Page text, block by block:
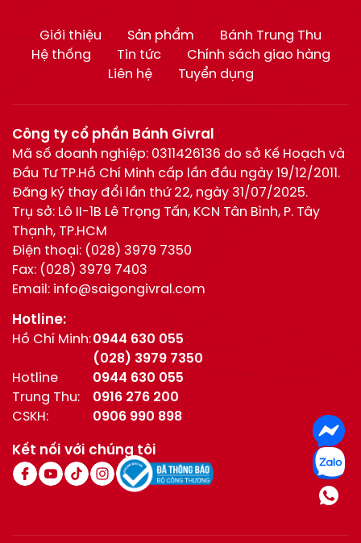
Giới thiệu Sản phẩm
Bánh Trung Thu
Hệ thống
Tin tức
Chính sách giao hàng
Liên hệ
Tuyển dụng
Công ty cổ phần Bánh Givral
Mã số doanh nghiệp: 0311426136 do sở Kế Hoạch và
Đầu Tư TP.Hồ Chí Minh cấp lần đầu ngày 19/12/2011.
Đăng ký thay đổi lần thứ 22, ngày 31/07/2025.
Trụ sở: Lô II-1B Lê Trọng Tấn, KCN Tân Bình, P. Tây
Thạnh, TP.HCM
Điện thoại: (028) 3979 7350
Fax: (028) 3979 7403
Email: info@saigongivral.com
Hotline:
Hồ Chí Minh:0944 630 055
(028) 3979 7350
Hotline
Trung Thu:
0944 630 055
0916 276 200
CSKH:
0906 990 898
Kết nối với chúng tôi